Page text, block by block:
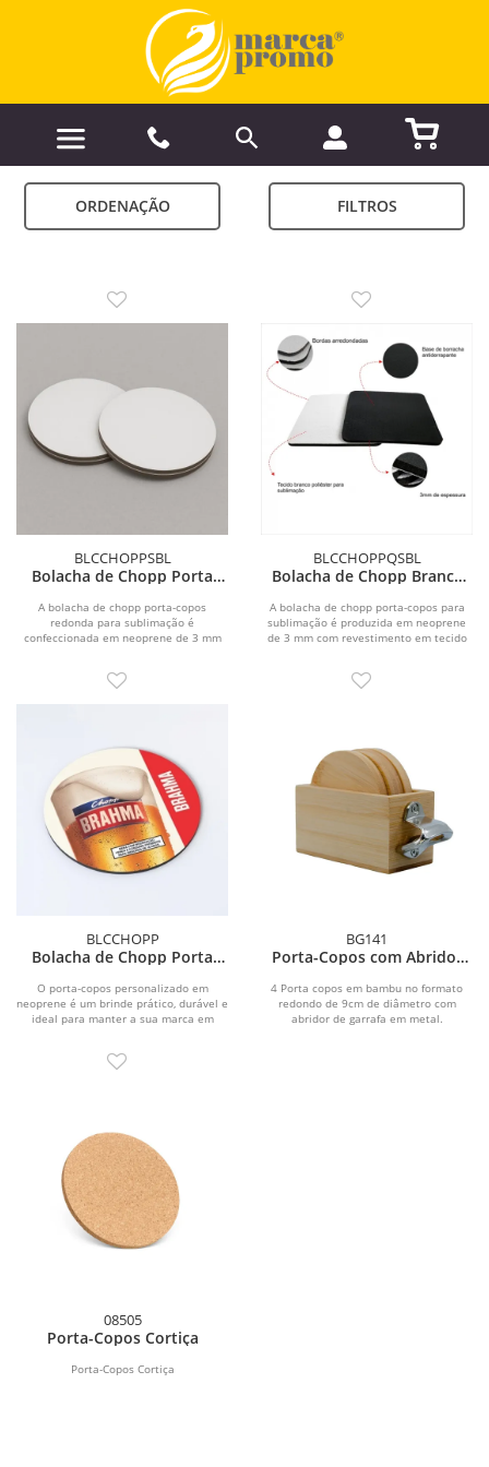
ORDENAÇÃO FILTROS
BLCCHOPPSBL
Bolacha de Chopp Porta
Sublimação
A bolacha de chopp porta-copos
redonda para sublimação é
confeccionada em neoprene de 3 mm
BLCCHOPPQSBL
Bolacha de Chopp Branca
A bolacha de chopp porta-copos para
sublimação é produzida em neoprene
de 3 mm com revestimento em tecido
BLCCHOPP
Bolacha de Chopp Porta
O porta-copos personalizado em
neoprene é um brinde prático, durável e
ideal para manter a sua marca em
BG141
Porta-Copos com Abridor
4 Porta copos em bambu no formato
redondo de 9cm de diâmetro com
abridor de garrafa em metal.
08505
Porta-Copos Cortiça
Porta-Copos Cortiça